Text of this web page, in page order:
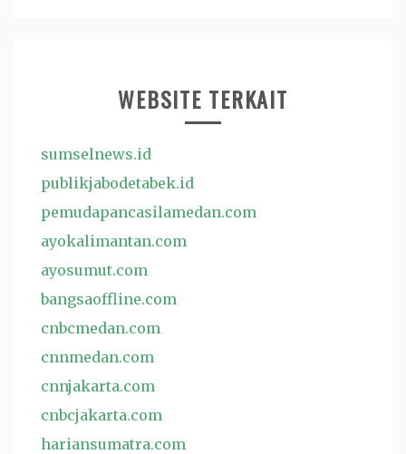
WEBSITE TERKAIT
sumselnews.id
publikjabodetabek.id
pemudapancasilamedan.com
ayokalimantan.com
ayosumut.com
bangsaoffline.com
cnbcmedan.com
cnnmedan.com
cnnjakarta.com
cnbcjakarta.com
hariansumatra.com